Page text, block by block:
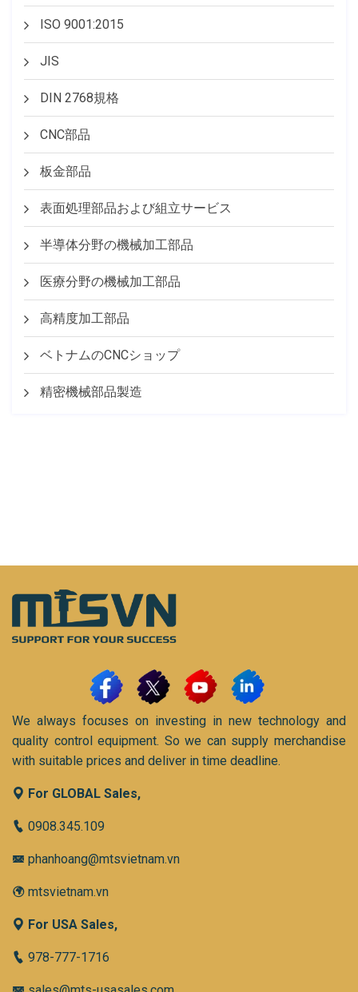
ISO 9001:2015
JIS
DIN 2768規格
CNC部品
板金部品
表面処理部品および組立サービス
半導体分野の機械加工部品
医療分野の機械加工部品
高精度加工部品
ベトナムのCNCショップ
精密機械部品製造
We always focuses on investing in new technology and
quality control equipment. So we can supply merchandise
with suitable prices and deliver in time deadline.
For GLOBAL Sales,
0908.345.109
phanhoang@mtsvietnam.vn
mtsvietnam.vn
For USA Sales,
978-777-1716